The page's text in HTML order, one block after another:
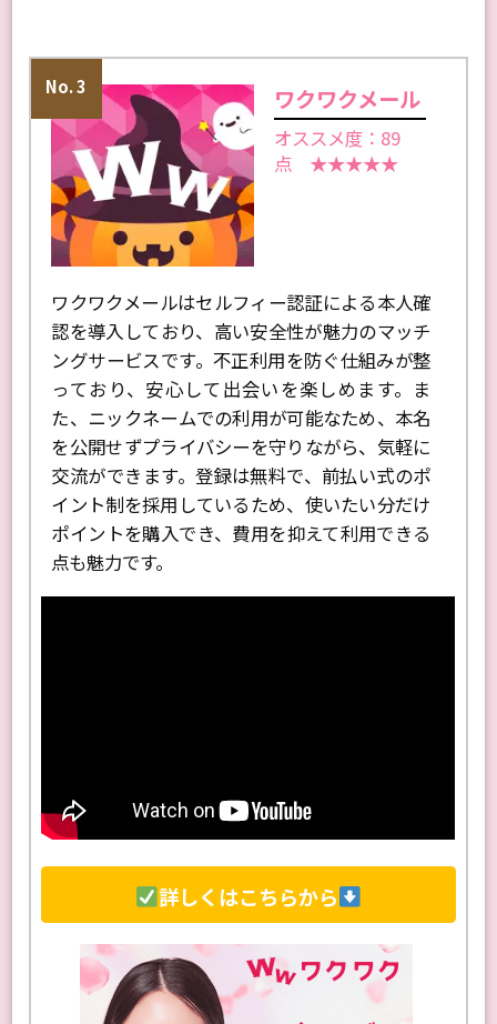
No. 3 ワクワクメール
オススメ度：89
ワクワクメールはセルフィー認証による本人確
認を導入しており、高い安全性が魅力のマッチ
ングサービスです。不正利用を防ぐ仕組みが整
っており、安心して出会いを楽しめます。ま
た、ニックネームでの利用が可能なため、本名
を公開せずプライバシーを守りながら、気軽に
交流ができます。登録は無料で、前払い式のポ
イント制を採用しているため、使いたい分だけ
ポイントを購入でき、費用を抑えて利用できる
詳しくはこちらから